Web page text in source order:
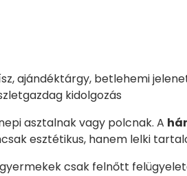
ajándéktárgy, betlehemi
kidolgozás
asztalnak vagy polcnak. A
esztétikus, hanem lelki
csak felnőtt